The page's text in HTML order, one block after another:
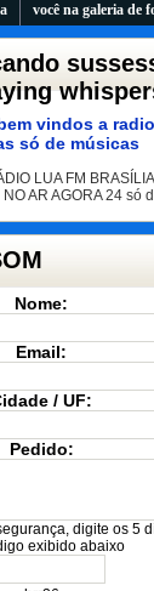
você na galeria de
vindos a
só de músicas
LUA FM BRASÍLIA
NO AR AGORA 24 só
Nome:
Email:
/ UF:
Pedido:
digite os 5
exibido abaixo